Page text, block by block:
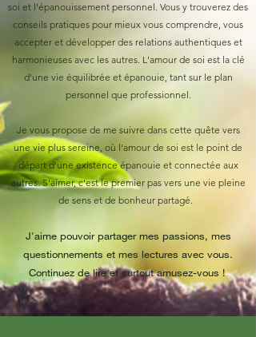
soi et l'épanouissement personnel. Vous y trouverez des
conseils pratiques pour mieux vous comprendre, vous
accepter et développer des relations authentiques et
harmonieuses avec les autres. L'amour de soi est la clé
d'une vie équilibrée et épanouie, tant sur le plan
personnel que professionnel.
Je vous propose de me suivre dans cette quête vers
une vie plus sereine, où l'amour de soi est le point de
départ d'une existence épanouie et connectée aux
autres. S'aimer, c'est le premier pas vers une vie pleine
de sens et de bonheur partagé.
J'aime pouvoir partager mes passions, mes
questionnements et mes lectures avec vous.
Continuez de lire et surtout amusez-vous !